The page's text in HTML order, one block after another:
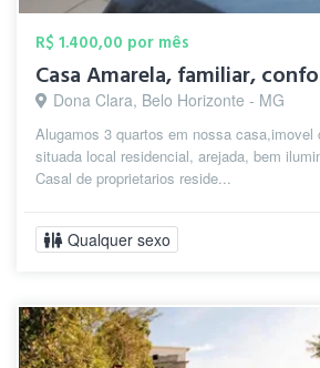
R$ 1.400,00 por mês
Casa Amarela, familiar,
Dona Clara, Belo Horizonte - MG
Alugamos 3 quartos em nossa casa,imovel
situada local residencial, arejada, bem
Casal de proprietarios reside...
Qualquer sexo